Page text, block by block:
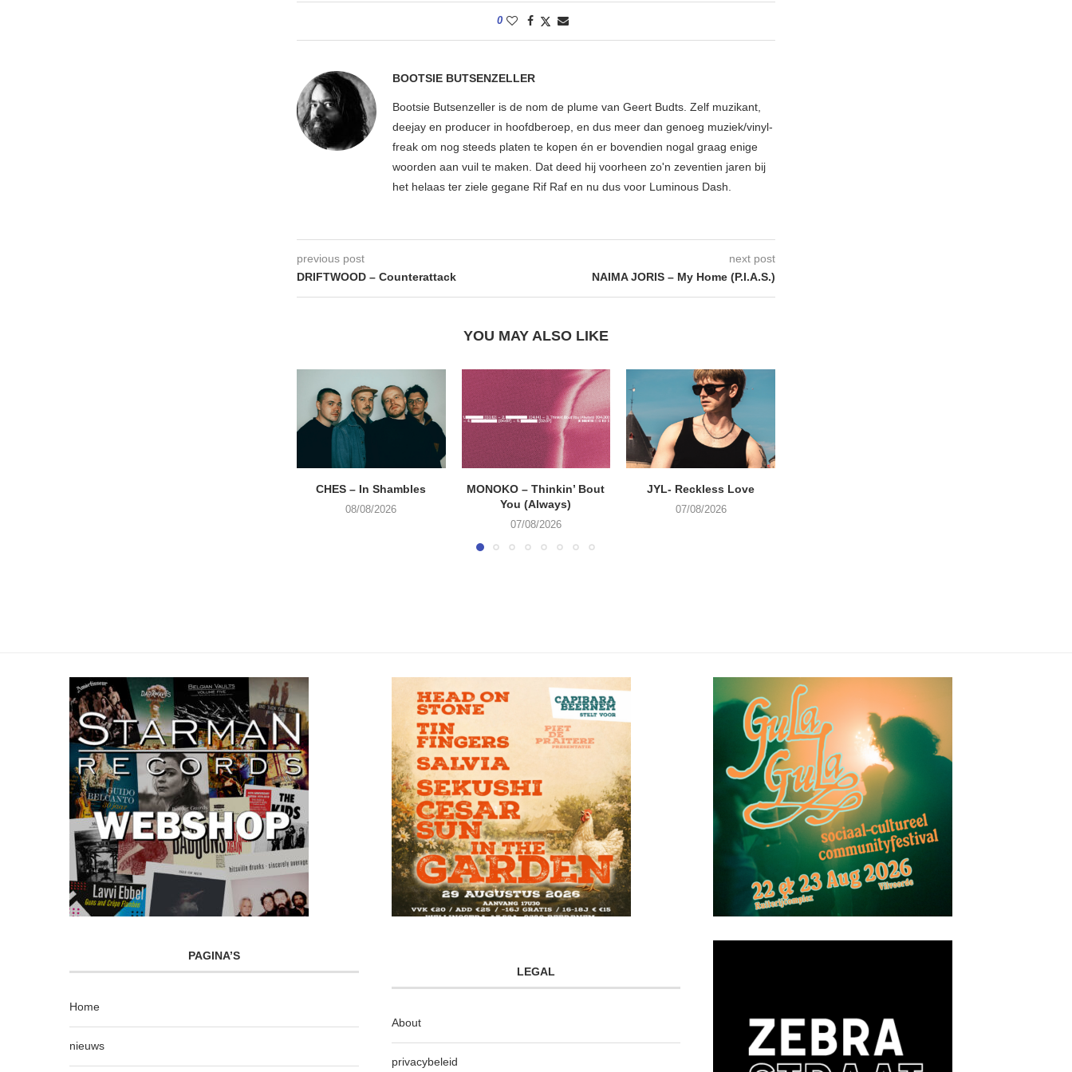
0
BOOTSIE BUTSENZELLER
Bootsie Butsenzeller is de nom de plume van Geert Budts. Zelf muzikant,
deejay en producer in hoofdberoep, en dus meer dan genoeg muziek/vinyl-
freak om nog steeds platen te kopen én er bovendien nogal graag enige
woorden aan vuil te maken. Dat deed hij voorheen zo'n zeventien jaren bij
het helaas ter ziele gegane Rif Raf en nu dus voor Luminous Dash.
previous post
DRIFTWOOD – Counterattack
next post
NAIMA JORIS – My Home (P.I.A.S.)
YOU MAY ALSO LIKE
CHES – In Shambles
08/08/2026
MONOKO – Thinkin’ Bout
You (Always)
07/08/2026
JYL- Reckless Love
07/08/2026
PAGINA’S
Home
nieuws
LEGAL
About
privacybeleid